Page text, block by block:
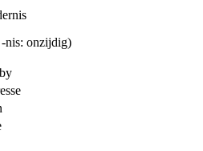
nis: onzijdig)